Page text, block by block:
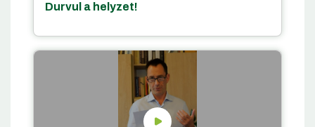
Durvul a helyzet!